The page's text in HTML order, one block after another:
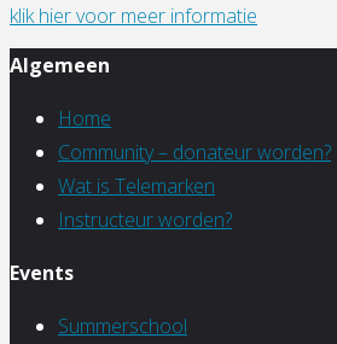
klik hier voor meer informatie
Telemark
Algemeen
Home
Community – donateur worden?
Wat is Telemarken
Instructeur worden?
Events
Summerschool